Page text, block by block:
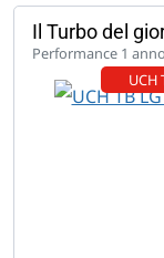
Il Turbo del
Performance 1 anno
UCH